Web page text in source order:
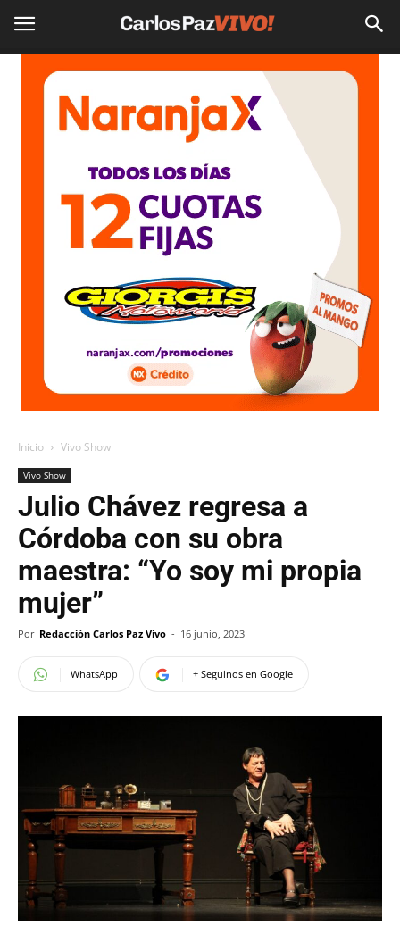
Inicio Vivo Show
Vivo Show
Julio Chávez regresa a
Córdoba con su obra
maestra: “Yo soy mi propia
mujer”
Por Redacción Carlos Paz Vivo - 16 junio, 2023
WhatsApp + Seguinos en Google